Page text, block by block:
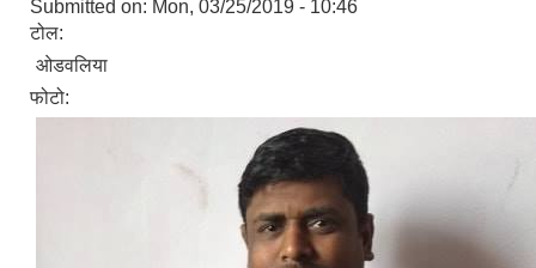
Submitted on: Mon, 03/25/2019 - 10:46
टोल:
ओडवलिया
फोटो: